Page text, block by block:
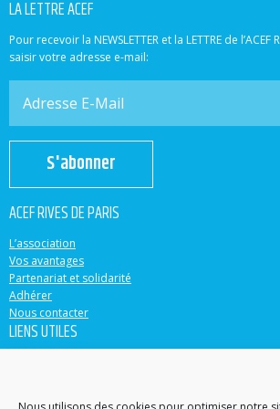
LA LETTRE ACEF
Pour recevoir la NEWSLETTER et la LETTRE de l’ACEF
saisir votre adresse e-mail:
S'abonner
ACEF RIVES DE PARIS
L’association
Vos avantages
Partenariat et solidarité
Adhérer
Nous contacter
LIENS UTILES